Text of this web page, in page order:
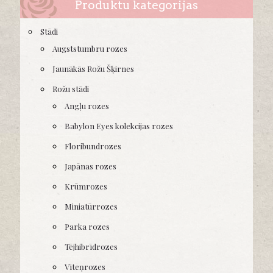
Produktu kategorijas
Stādi
Augststumbru rozes
Jaunākās Rožu Šķirnes
Rožu stādi
Angļu rozes
Babylon Eyes kolekcijas rozes
Floribundrozes
Japānas rozes
Krūmrozes
Miniatūrrozes
Parka rozes
Tējhibrīdrozes
Vīteņrozes